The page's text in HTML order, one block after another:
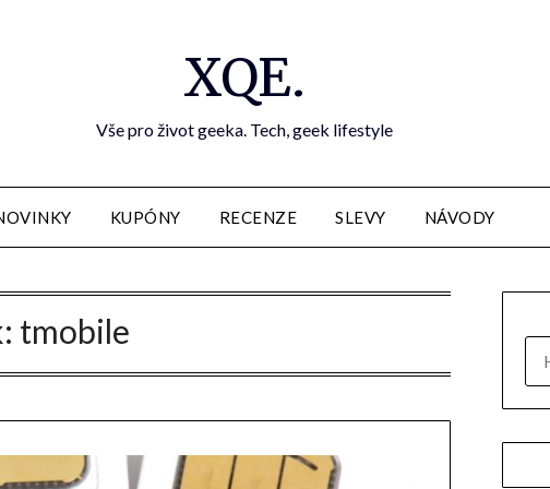
XQE.
Vše pro život geeka. Tech, geek lifestyle
KUPÓNY RECENZE SLEVY NÁVODY
tmobile